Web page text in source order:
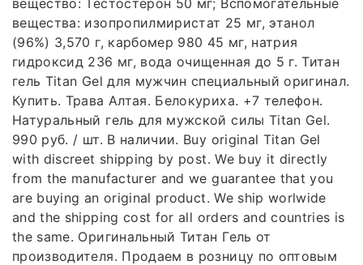
вещества: изопропилмиристат 25 мг, этанол
(96%) 3,570 г, карбомер 980 45 мг, натрия
гидроксид 236 мг, вода очищенная до 5 г. Титан
гель Titan Gel для мужчин специальный оригинал.
Купить. Трава Алтая. Белокуриха. +7 телефон.
Натуральный гель для мужской силы Titan Gel.
990 руб. / шт. В наличии. Buy original Titan Gel
with discreet shipping by post. We buy it directly
from the manufacturer and we guarantee that you
are buying an original product. We ship worlwide
and the shipping cost for all orders and countries is
the same. Оригинальный Титан Гель от
производителя. Продаем в розницу по оптовым